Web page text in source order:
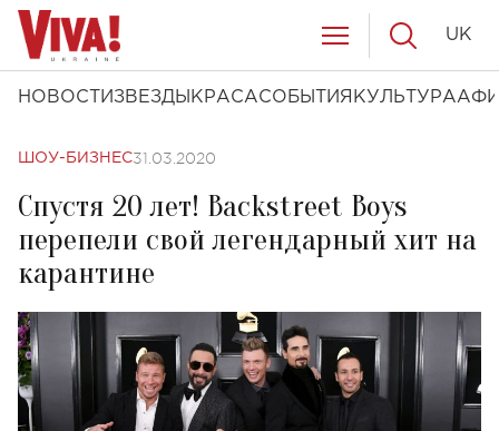
НОВОСТИ ЗВЕЗДЫ КРАСАСОБЫТИЯ КУЛЬТУРА
UK
ШОУ-БИЗНЕС31.03.2020
Спустя 20 лет! Backstreet Boys
перепели свой легендарный хит на
карантине